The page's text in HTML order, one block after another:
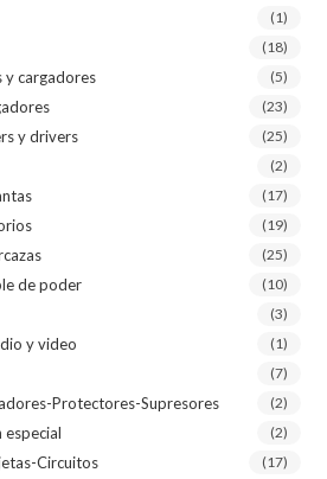
(1)
(18)
y cargadores (5)
(23)
y drivers (25)
(2)
(17)
(19)
(25)
de poder (10)
(3)
y video (1)
(7)
Protectores-Supresores (2)
especial (2)
Circuitos (17)